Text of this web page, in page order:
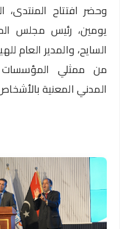
وحضر افتتاح
يومين، رئيس مجلس
السايح، والمدير العام
من ممثلي المؤسسات
المدني المعنية